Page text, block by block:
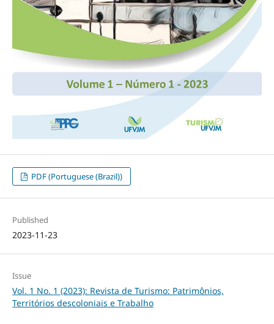
PDF (Portuguese (Brazil))
Published
2023-11-23
Issue
Vol. 1 No. 1 (2023): Revista de Turismo: Patrimônios,
Territórios descoloniais e Trabalho